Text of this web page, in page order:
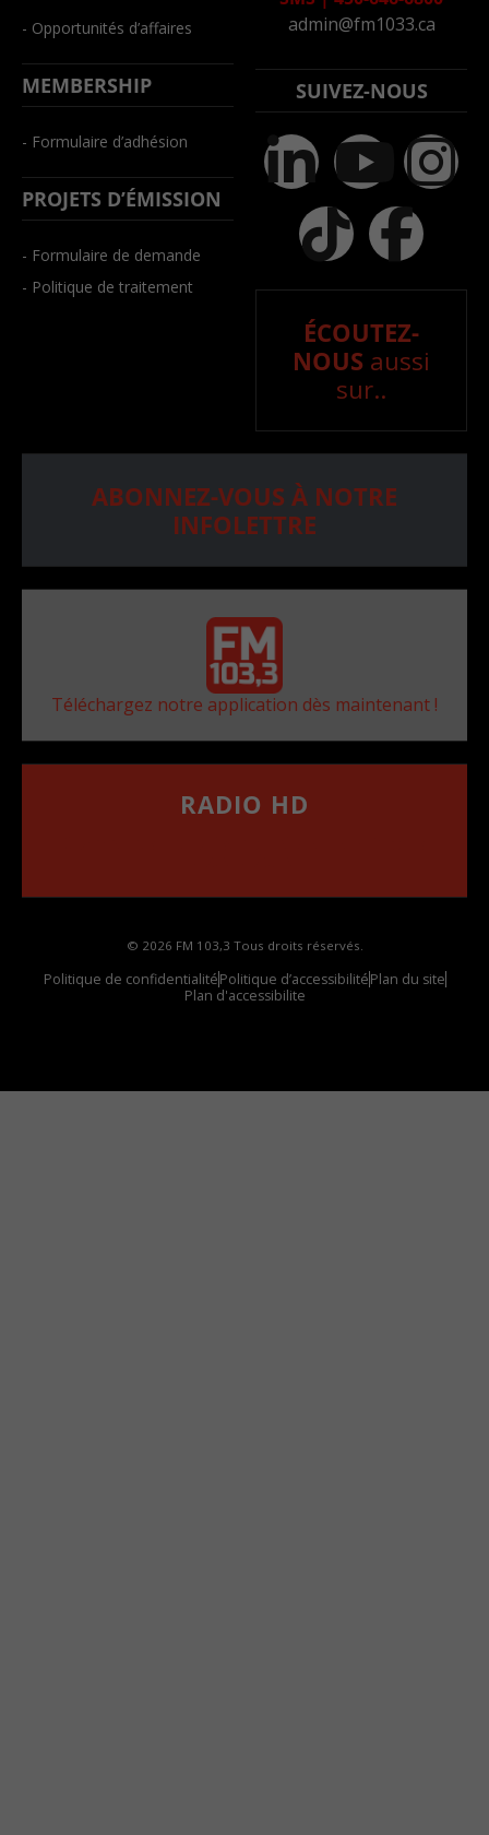
- Opportunités d’affaires
MEMBERSHIP
- Formulaire d’adhésion
PROJETS D’ÉMISSION
- Formulaire de demande
- Politique de traitement
admin@fm1033.ca
SUIVEZ-NOUS
ÉCOUTEZ-
NOUS aussi
sur..
ABONNEZ-VOUS À NOTRE
INFOLETTRE
Téléchargez notre application dès maintenant !
RADIO HD
© 2026 FM 103,3 Tous droits réservés.
Politique de confidentialitéPolitique d’accessibilitéPlan du site
Plan d'accessibilite